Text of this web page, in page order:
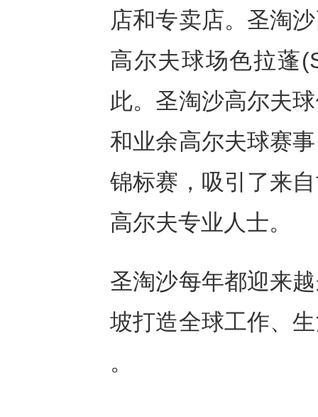
店和专卖店。圣淘
高尔夫球场色拉蓬
此。圣淘沙高尔夫
和业余高尔夫球赛
锦标赛，吸引了来
高尔夫专业人士。
圣淘沙每年都迎来
坡打造全球工作、
。